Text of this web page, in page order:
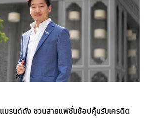
บรนด์ดัง ชวนสายแฟชั่นช้อปคุ้มรับเครดิต